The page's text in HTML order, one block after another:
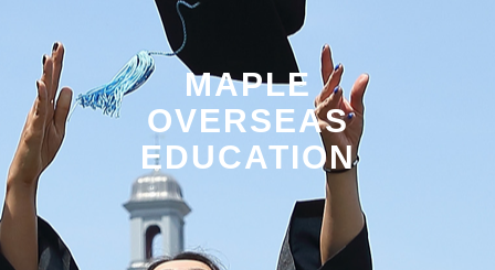
MAPLE
OVERSEAS
EDUCATION